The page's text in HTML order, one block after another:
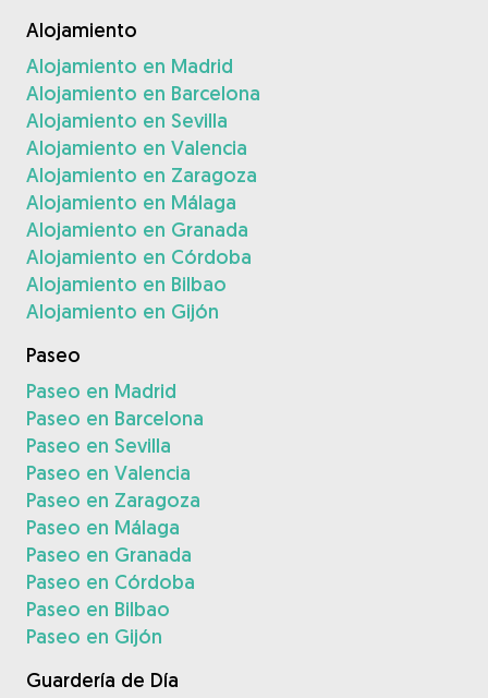
Alojamiento
Alojamiento en Madrid
Alojamiento en Barcelona
Alojamiento en Sevilla
Alojamiento en Valencia
Alojamiento en Zaragoza
Alojamiento en Málaga
Alojamiento en Granada
Alojamiento en Córdoba
Alojamiento en Bilbao
Alojamiento en Gijón
Paseo
Paseo en Madrid
Paseo en Barcelona
Paseo en Sevilla
Paseo en Valencia
Paseo en Zaragoza
Paseo en Málaga
Paseo en Granada
Paseo en Córdoba
Paseo en Bilbao
Paseo en Gijón
Guardería de Día